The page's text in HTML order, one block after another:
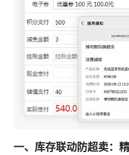
一、库存联动防超卖：